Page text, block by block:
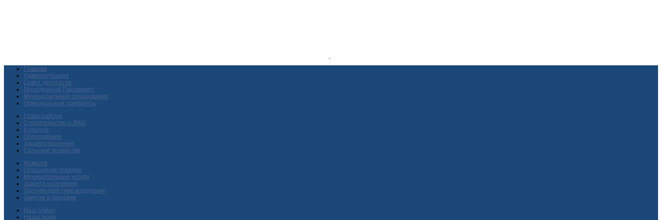
Главная
Администрация
Совет депутатов
Молодежный Парламент
Муниципальные образования
Официальные документы
Глава района
Строительство и ЖКХ
Культура
Образование
Здравоохранение
Сельское хозяйство
Новости
Обращения граждан
Муниципальные услуги
Защита населения
Противодействие коррупции
Закупки и продажи
Наш район
Наши люди